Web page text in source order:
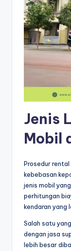
Jenis
Mobil
Prosedur rental
kebebasan
jenis mobil
perhitungan
kendaran yang
Salah satu
dengan jasa
lebih besar